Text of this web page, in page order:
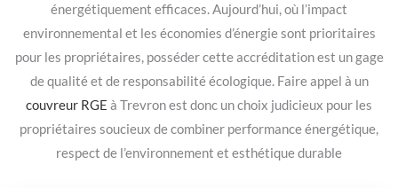
énergétiquement efficaces. Aujourd’hui, où l’impact
environnemental et les économies d’énergie sont prioritaires
pour les propriétaires, posséder cette accréditation est un gage
de qualité et de responsabilité écologique. Faire appel à un
couvreur RGE à Trevron est donc un choix judicieux pour les
propriétaires soucieux de combiner performance énergétique,
respect de l’environnement et esthétique durable